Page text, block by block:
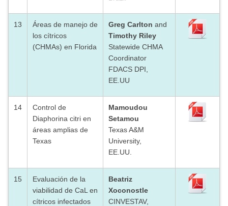
13
Áreas de manejo de
los cítricos
(CHMAs) en Florida
Greg Carlton and
Timothy Riley
Statewide CHMA
Coordinator
FDACS DPI,
EE.UU
14
Control de
Diaphorina citri en
áreas amplias de
Texas
Mamoudou
Setamou
Texas A&M
University,
EE.UU.
15
Evaluación de la
viabilidad de CaL en
cítricos infectados
Beatriz
Xoconostle
CINVESTAV,